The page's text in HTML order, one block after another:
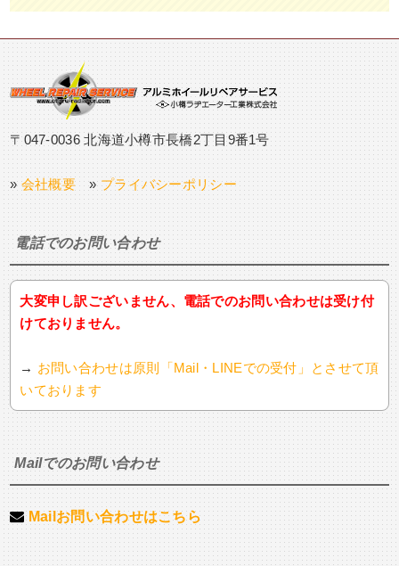
〒047-0036 北海道小樽市長橋2丁目9番1号
» 会社概要 » プライバシーポリシー
電話でのお問い合わせ
大変申し訳ございません、電話でのお問い合わせは受け付
けておりません。
→ お問い合わせは原則「Mail・LINEでの受付」とさせて頂
いております
Mailでのお問い合わせ
Mailお問い合わせはこちら